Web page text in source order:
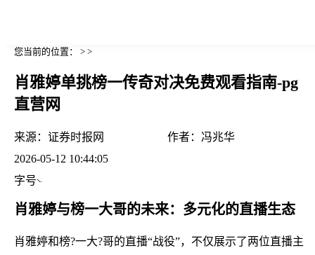
您当前的位置： > >
肖雅婷单挑榜一传奇对决免费观看指南-pg
直营网
来源： 证券时报网 作者： 冯兆华
2026-05-12 10:44:05
字号
肖雅婷与榜一大哥的未来：多元化的直播生态
肖雅婷和榜?一大?哥的直播“战役”，不仅展示了两位直播主